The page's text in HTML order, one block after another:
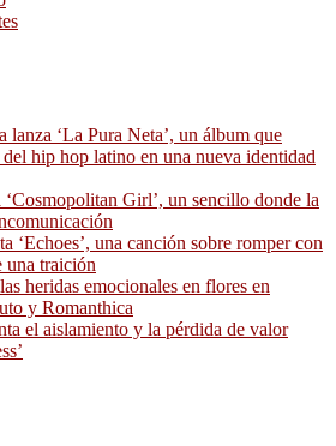
lanza ‘La Pura Neta’, un álbum que
hip hop latino en una nueva identidad
Girl’, un sencillo donde la
‘Echoes’, una canción sobre romper con
una traición
heridas emocionales en flores en
y Romanthica
el aislamiento y la pérdida de valor